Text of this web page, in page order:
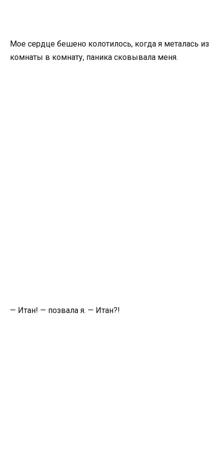
Мое сердце бешено колотилось, когда я металась из
комнаты в комнату, паника сковывала меня.
— Итан! — позвала я. — Итан?!